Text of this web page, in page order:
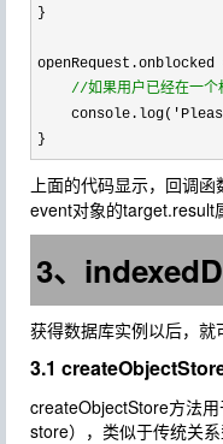
}
openRequest.onblocked
//如果用户已经在一
}
上面的代码显示，回调
event对象的target.result
3、
获得数据库实例以后，就
3.1
createObjectStore方法
store），类似于传统关系